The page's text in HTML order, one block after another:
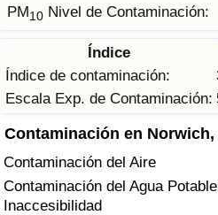
PM10 Nivel de Contaminación:
Índice
Índice de contaminación:
Escala Exp. de Contaminación:
Contaminación en
Contaminación del Aire
Contaminación del Agua
Inaccesibilidad
en aqaba
Delincuencia
Calificación del Índice de
(Actual)
Índice de Criminalidad